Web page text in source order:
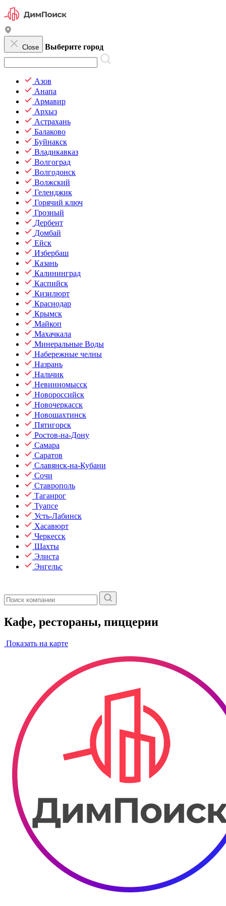
Close Выберите город
Азов
Анапа
Армавир
Архыз
Астрахань
Балаково
Буйнакск
Владикавказ
Волгоград
Волгодонск
Волжский
Геленджик
Горячий ключ
Грозный
Дербент
Домбай
Ейск
Избербаш
Казань
Калининград
Каспийск
Кизилюрт
Краснодар
Крымск
Майкоп
Махачкала
Минеральные Воды
Набережные челны
Назрань
Нальчик
Невинномысск
Новороссийск
Новочеркасск
Новошахтинск
Пятигорск
Ростов-на-Дону
Самара
Саратов
Славянск-на-Кубани
Сочи
Ставрополь
Таганрог
Туапсе
Усть-Лабинск
Хасавюрт
Черкесск
Шахты
Элиста
Энгельс
Кафе, рестораны, пиццерии
Показать на карте